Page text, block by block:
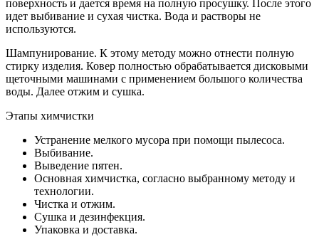
поверхность и дается время на полную просушку. После этого
идет выбивание и сухая чистка. Вода и растворы не
используются.
Шампунирование. К этому методу можно отнести полную
стирку изделия. Ковер полностью обрабатывается дисковыми
щеточными машинами с применением большого количества
воды. Далее отжим и сушка.
Этапы химчистки
Устранение мелкого мусора при помощи пылесоса.
Выбивание.
Выведение пятен.
Основная химчистка, согласно выбранному методу и
технологии.
Чистка и отжим.
Сушка и дезинфекция.
Упаковка и доставка.